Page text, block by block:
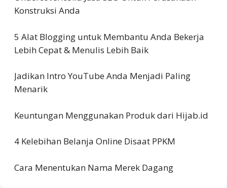
Konstruksi Anda
5 Alat Blogging untuk Membantu Anda Bekerja
Lebih Cepat & Menulis Lebih Baik
Jadikan Intro YouTube Anda Menjadi Paling
Menarik
Keuntungan Menggunakan Produk dari Hijab.id
4 Kelebihan Belanja Online Disaat PPKM
Cara Menentukan Nama Merek Dagang